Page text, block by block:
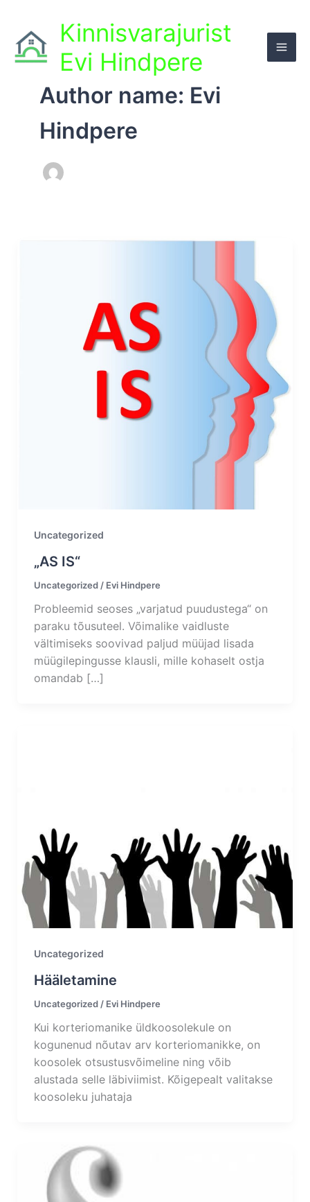
content
Kinnisvarajurist
Evi Hindpere
Author name: Evi
Hindpere
Uncategorized
„AS IS“
Uncategorized/ Evi Hindpere
Probleemid seoses „varjatud puudustega“ on
paraku tõusuteel. Võimalike vaidluste
vältimiseks soovivad paljud müüjad lisada
müügilepingusse klausli, mille kohaselt ostja
omandab […]
Uncategorized
Hääletamine
Uncategorized/ Evi Hindpere
Kui korteriomanike üldkoosolekule on
kogunenud nõutav arv korteriomanikke, on
koosolek otsustusvõimeline ning võib
alustada selle läbiviimist. Kõigepealt valitakse
koosoleku juhataja